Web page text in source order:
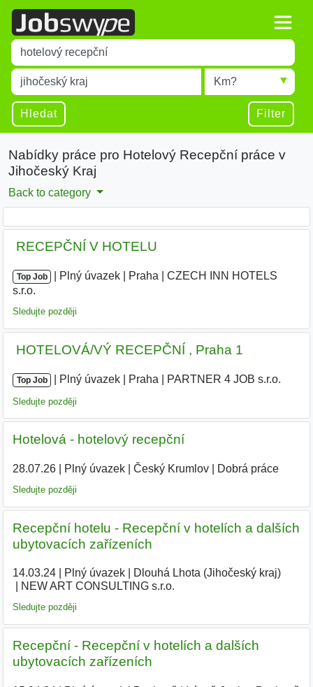
Title
Type 1 or more characters for results.
Místo
Type 1 or more characters for results.
Radius
Hledat Filter
Nabídky práce pro Hotelový Recepční práce v
Jihočeský Kraj
Back to category
️ RECEPČNÍ V HOTELU
Top Job Plný úvazek Praha
CZECH INN HOTELS
s.r.o.
Sledujte později
️ HOTELOVÁ/VÝ RECEPČNÍ , Praha 1
Top Job Plný úvazek Praha PARTNER 4 JOB s.r.o.
Sledujte později
Hotelová - hotelový recepční
28.07.26| Plný úvazek| Český Krumlov| Dobrá práce
Sledujte později
Recepční hotelu - Recepční v hotelích a dalších
ubytovacích zařízeních
14.03.24| Plný úvazek| Dlouhá Lhota (Jihočeský kraj)|
NEW ART CONSULTING s.r.o.
Sledujte později
Recepční - Recepční v hotelích a dalších
ubytovacích zařízeních